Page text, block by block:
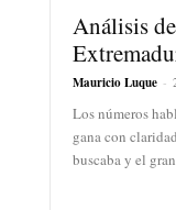
Análisis
Mauricio Luque -
Los números
gana con
buscaba y el